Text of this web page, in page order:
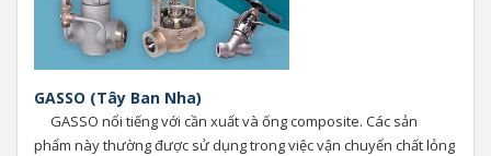
GASSO (Tây Ban Nha)
GASSO nổi tiếng với cần xuất và ống composite. Các sản
phẩm này thường được sử dụng trong việc vận chuyển chất lỏng